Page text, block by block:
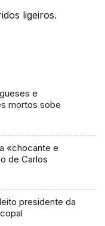
ligeiros.
e
mortos sobe
«chocante e
de Carlos
presidente da